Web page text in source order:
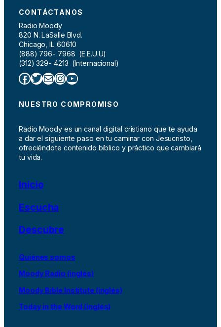
CONTÁCTANOS
Radio Moody
820 N. LaSalle Blvd.
Chicago, IL 60610
(888) 796- 7968 (E.E.U.U)
(312) 329- 4213 (Internacional)
Facebook Twitter Correo electrónico InstagramYouTube
NUESTRO COMPROMISO
Radio Moody es un canal digital cristiano que te ayuda
a dar el siguiente paso en tu caminar con Jesucristo,
ofreciéndote contenido bíblico y práctico que cambiará
tu vida.
Inicio
Escucha
Descubre
Quiénes somos
Moody Radio (inglés)
Moody Bible Institute (inglés)
Today in the Word (inglés)